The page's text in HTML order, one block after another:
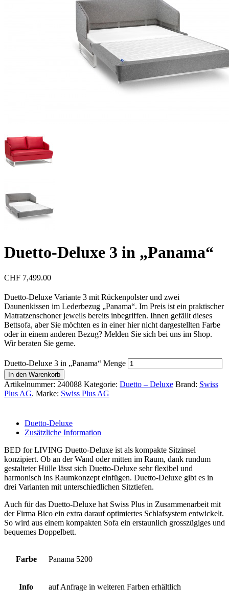
Duetto-Deluxe 3 in „Panama“
CHF 7,499.00
Duetto-Deluxe Variante 3 mit Rückenpolster und zwei
Daunenkissen im Lederbezug „Panama“. Im Preis ist ein praktischer
Matratzenschoner jeweils bereits inbegriffen. Ihnen gefällt dieses
Bettsofa, aber Sie möchten es in einer hier nicht dargestellten Farbe
oder in einem anderen Bezug? Melden Sie sich bei uns im Shop.
Wir beraten Sie gerne.
Duetto-Deluxe 3 in „Panama“ Menge
In den Warenkorb
Artikelnummer: 240088 Kategorie: Duetto – Deluxe Brand: Swiss
Plus AG. Marke: Swiss Plus AG
Duetto-Deluxe
Zusätzliche Information
BED for LIVING Duetto-Deluxe ist als kompakte Sitzinsel
konzipiert. Ob an der Wand oder mitten im Raum, dank rundum
gestalteter Hülle lässt sich Duetto-Deluxe sehr flexibel und
harmonisch ins Raumkonzept einfügen. Duetto-Deluxe gibt es in
drei Varianten mit unterschiedlichen Sitztiefen.
Auch für das Duetto-Deluxe hat Swiss Plus in Zusammenarbeit mit
der Firma Bico ein extra darauf optimiertes Schlafsystem entwickelt.
So wird aus einem kompakten Sofa ein erstaunlich grosszügiges und
bequemes Doppelbett.
Farbe Panama 5200
Info auf Anfrage in weiteren Farben erhältlich